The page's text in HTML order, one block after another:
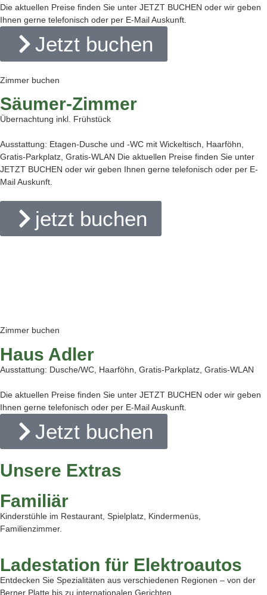
Die aktuellen Preise finden Sie unter JETZT BUCHEN oder wir geben
Ihnen gerne telefonisch oder per E-Mail Auskunft.
Jetzt buchen
Zimmer buchen
Säumer-Zimmer
Übernachtung inkl. Frühstück
Ausstattung: Etagen-Dusche und -WC mit Wickeltisch, Haarföhn,
Gratis-Parkplatz, Gratis-WLAN Die aktuellen Preise finden Sie unter
JETZT BUCHEN oder wir geben Ihnen gerne telefonisch oder per E-
Mail Auskunft.
jetzt buchen
Zimmer buchen
Haus Adler
Ausstattung: Dusche/WC, Haarföhn, Gratis-Parkplatz, Gratis-WLAN
Die aktuellen Preise finden Sie unter JETZT BUCHEN oder wir geben
Ihnen gerne telefonisch oder per E-Mail Auskunft.
Jetzt buchen
Unsere Extras
Familiär
Kinderstühle im Restaurant, Spielplatz, Kindermenüs,
Familienzimmer.
Ladestation für Elektroautos
Entdecken Sie Spezialitäten aus verschiedenen Regionen – von der
Berner Platte bis zu internationalen Gerichten.